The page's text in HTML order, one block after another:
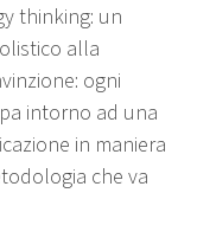
thinking: un
alla
ogni
intorno ad una
in maniera
che va